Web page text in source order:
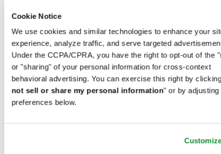
Cookie Notice
We use cookies and similar technologies to enhance your
experience, analyze traffic, and serve targeted
Under the CCPA/CPRA, you have the right to opt-out of the
or "sharing" of your personal information for cross-context
behavioral advertising. You can exercise this right by
not sell or share my personal information" or by adjusting
preferences below.
Riyadh
Саудовская Аравия
00966 1 4032968
Riyadh@al-ghazalisa.com
See detailsGo to the 'AL-GHAZALI RIYADH'
AL-GHAZALI RIYADH
Olaya
Riyadh
00966 1 4561410